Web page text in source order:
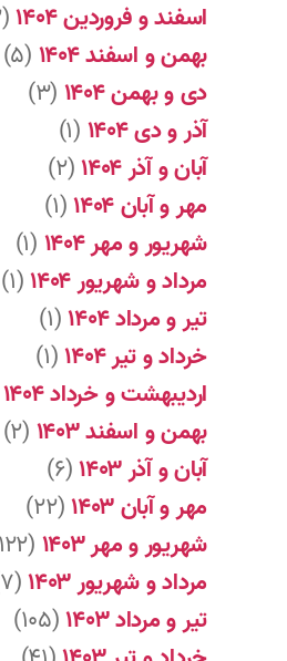
اسفند و فروردین ۱۴۰۴
(۶۲)
بهمن و اسفند ۱۴۰۴
(۵)
دی و بهمن ۱۴۰۴
(۳)
آذر و دی ۱۴۰۴
(۱)
آبان و آذر ۱۴۰۴
(۲)
مهر و آبان ۱۴۰۴
(۱)
شهریور و مهر ۱۴۰۴
(۱)
مرداد و شهریور ۱۴۰۴
(۱)
تیر و مرداد ۱۴۰۴
(۱)
خرداد و تیر ۱۴۰۴
(۱)
اردیبهشت و خرداد ۱۴۰۴
بهمن و اسفند ۱۴۰۳
(۲)
آبان و آذر ۱۴۰۳
(۶)
مهر و آبان ۱۴۰۳
(۲۲)
شهریور و مهر ۱۴۰۳
(۱۲۲)
مرداد و شهریور ۱۴۰۳
(۷)
تیر و مرداد ۱۴۰۳
(۱۰۵)